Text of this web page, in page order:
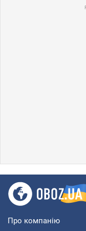
Про компанію